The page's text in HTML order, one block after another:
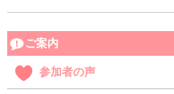
ご案内
参加者の声